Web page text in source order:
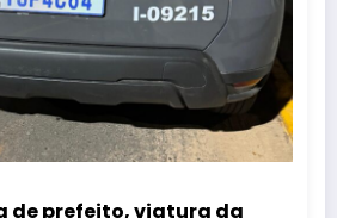
de prefeito, viatura da